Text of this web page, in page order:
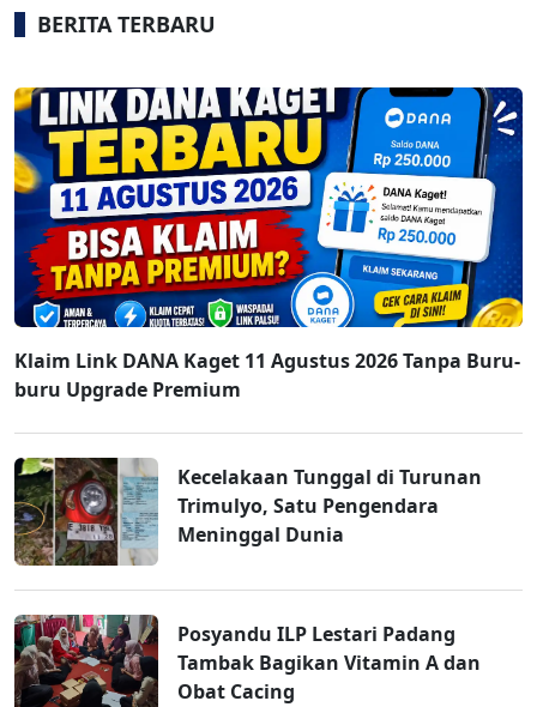
BERITA TERBARU
Klaim Link DANA Kaget 11 Agustus 2026 Tanpa Buru-
buru Upgrade Premium
Kecelakaan Tunggal di Turunan
Trimulyo, Satu Pengendara
Meninggal Dunia
Posyandu ILP Lestari Padang
Tambak Bagikan Vitamin A dan
Obat Cacing